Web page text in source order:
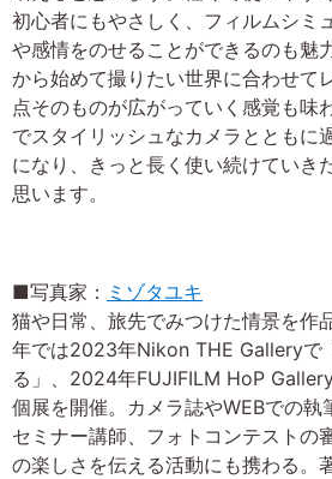
初心者にもやさしく、フィルムシミ
や感情をのせることができるのも魅
から始めて撮りたい世界に合わせて
点そのものが広がっていく感覚も味
でスタイリッシュなカメラとともに
になり、きっと長く使い続けていき
思います。
■写真家： ミゾタユキ
猫や日常、旅先でみつけた情景を作
年では2023年Nikon THE Galleryで
る」、2024年FUJIFILM HoP
個展を開催。カメラ誌やWEBでの執
セミナー講師、フォトコンテストの
の楽しさを伝える活動にも携わる。